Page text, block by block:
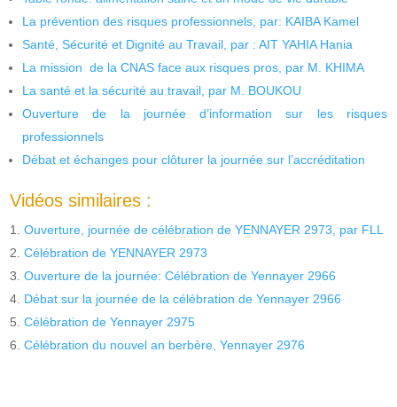
La prévention des risques professionnels, par: KAIBA Kamel
Santé, Sécurité et Dignité au Travail, par : AIT YAHIA Hania
La mission de la CNAS face aux risques pros, par M. KHIMA
La santé et la sécurité au travail, par M. BOUKOU
Ouverture de la journée d’information sur les risques
professionnels
Débat et échanges pour clôturer la journée sur l’accréditation
Vidéos similaires :
Ouverture, journée de célébration de YENNAYER 2973, par FLL
Célébration de YENNAYER 2973
Ouverture de la journée: Célébration de Yennayer 2966
Débat sur la journée de la célébration de Yennayer 2966
Célébration de Yennayer 2975
Célébration du nouvel an berbère, Yennayer 2976